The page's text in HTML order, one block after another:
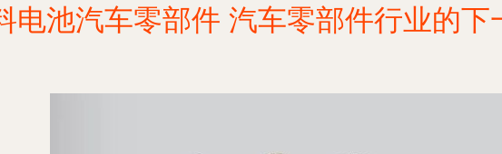
电池汽车零部件 汽车零部件行业的下